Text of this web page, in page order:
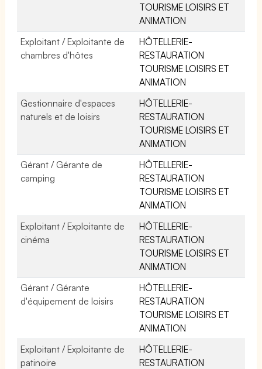
TOURISME LOISIRS ET
ANIMATION
Exploitant / Exploitante de
chambres d'hôtes
HÔTELLERIE-
RESTAURATION
TOURISME LOISIRS ET
ANIMATION
Gestionnaire d'espaces
naturels et de loisirs
HÔTELLERIE-
RESTAURATION
TOURISME LOISIRS ET
ANIMATION
Gérant / Gérante de
camping
HÔTELLERIE-
RESTAURATION
TOURISME LOISIRS ET
ANIMATION
Exploitant / Exploitante de
cinéma
HÔTELLERIE-
RESTAURATION
TOURISME LOISIRS ET
ANIMATION
Gérant / Gérante
d'équipement de loisirs
HÔTELLERIE-
RESTAURATION
TOURISME LOISIRS ET
ANIMATION
Exploitant / Exploitante de
patinoire
HÔTELLERIE-
RESTAURATION